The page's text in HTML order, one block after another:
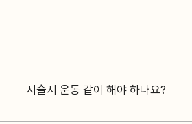
시술시 운동 같이 해야 하나요?